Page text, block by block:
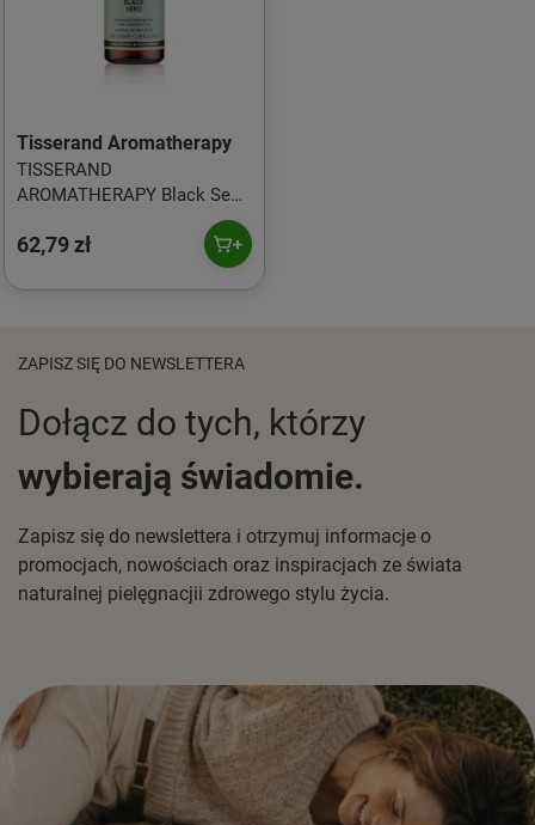
Tisserand Aromatherapy
TISSERAND
AROMATHERAPY Black Seed
62,79 zł
ZAPISZ SIĘ DO NEWSLETTERA
Dołącz do tych, którzy
wybierają świadomie.
Zapisz się do newslettera i otrzymuj informacje o
promocjach, nowościach oraz inspiracjach ze świata
naturalnej pielęgnacjii zdrowego stylu życia.